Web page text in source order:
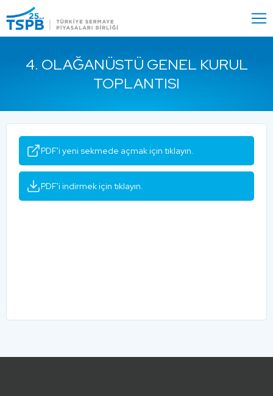
Close
4. OLAĞANÜSTÜ GENEL KURUL
TOPLANTISI
PDF'i yeni sekmede açmak için tıklayın.
PDF'i indirmek için tıklayın.